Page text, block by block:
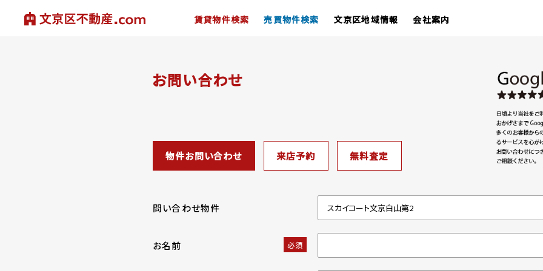
賃貸物件検索 売買物件検索 文京区地域情報 会社案内
お問い合わせ
物件お問い合わせ 来店予約 無料査定
問い合わせ物件
お名前 必須